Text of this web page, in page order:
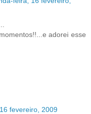
adorei esse
fevereiro, 2009